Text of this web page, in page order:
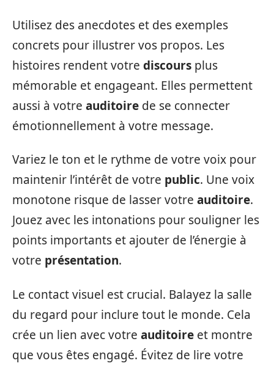
Utilisez des anecdotes et des exemples
concrets pour illustrer vos propos. Les
histoires rendent votre discours plus
mémorable et engageant. Elles permettent
aussi à votre auditoire de se connecter
émotionnellement à votre message.
Variez le ton et le rythme de votre voix pour
maintenir l’intérêt de votre public. Une voix
monotone risque de lasser votre auditoire.
Jouez avec les intonations pour souligner les
points importants et ajouter de l’énergie à
votre présentation.
Le contact visuel est crucial. Balayez la salle
du regard pour inclure tout le monde. Cela
crée un lien avec votre auditoire et montre
que vous êtes engagé. Évitez de lire votre